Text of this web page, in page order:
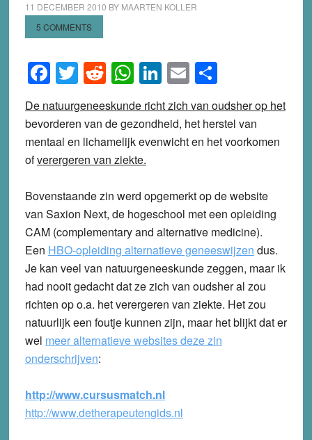
11 DECEMBER 2010 BY MAARTEN KOLLER
5 COMMENTS
Facebook
Twitter
Reddit
WhatsApp
LinkedIn
EmailShare
De natuurgeneeskunde richt zich van oudsher op het
bevorderen van de gezondheid, het herstel van
mentaal en lichamelijk evenwicht en het voorkomen
ofverergeren van ziekte.
Bovenstaande zin werd opgemerkt op de website
van Saxion Next, de hogeschool met een opleiding
CAM (complementary and alternative medicine).
Een HBO-opleiding alternatieve geneeswijzen dus.
Je kan veel van natuurgeneeskunde zeggen, maar ik
had nooit gedacht dat ze zich van oudsher al zou
richten op o.a. het verergeren van ziekte. Het zou
natuurlijk een foutje kunnen zijn, maar het blijkt dat er
wel meer alternatieve websites deze zin
onderschrijven:
http://www.cursusmatch.nl
http://www.detherapeutengids.nl